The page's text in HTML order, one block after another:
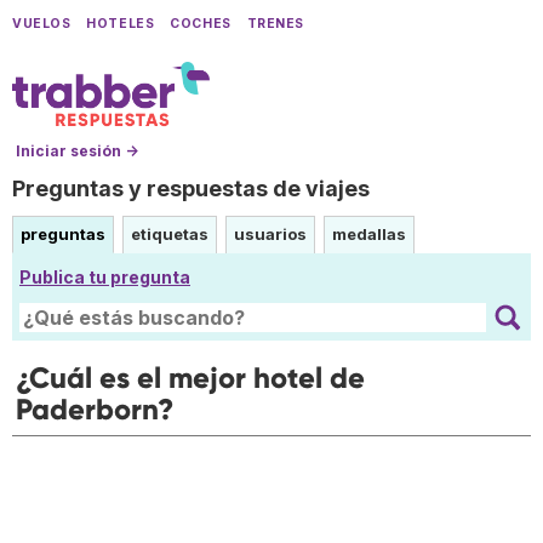
VUELOS HOTELES COCHES TRENES
Iniciar sesión →
Preguntas y respuestas de viajes
preguntas etiquetas usuarios medallas
Publica tu pregunta
¿Cuál es el mejor hotel de
Paderborn?